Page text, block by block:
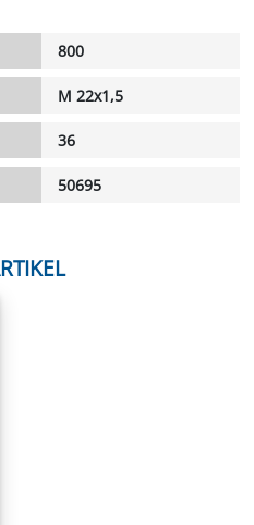
800
M 22x1,5
36
50695